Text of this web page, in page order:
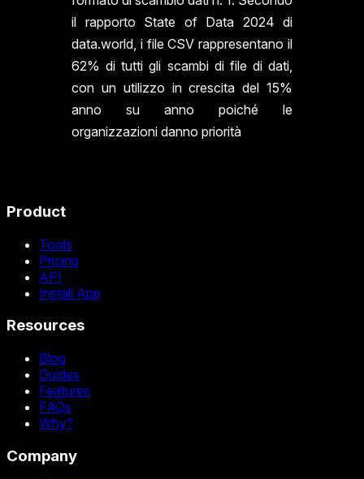
il rapporto State of Data 2024 di
data.world, i file CSV rappresentano il
62% di tutti gli scambi di file di dati,
con un utilizzo in crescita del 15%
anno su anno poiché le
organizzazioni danno priorità
Product
Tools
Pricing
API
Install App
Resources
Blog
Guides
Features
FAQs
Why?
Company